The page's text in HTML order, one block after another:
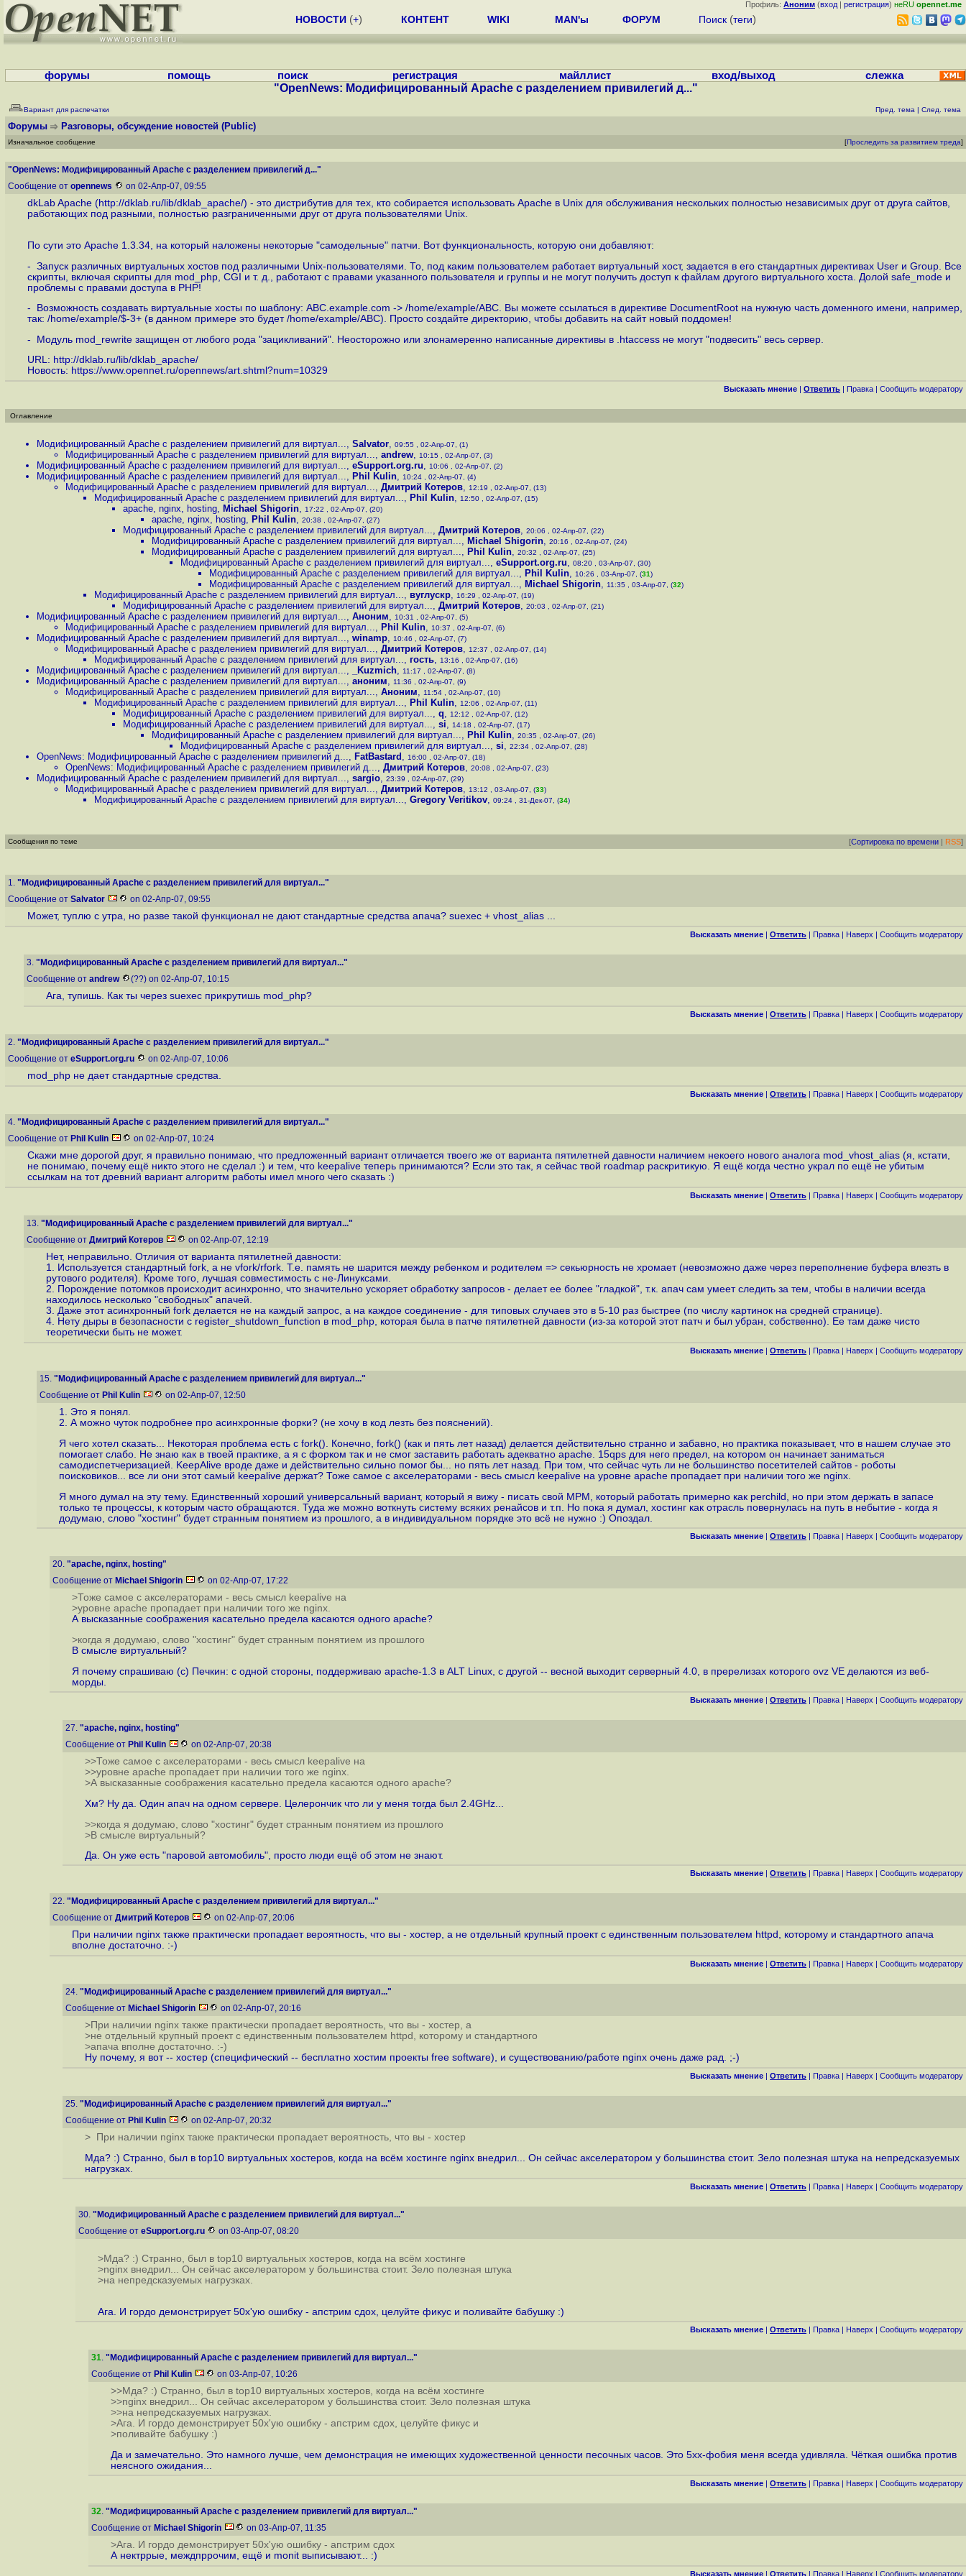
Профиль: Аноним (вход | регистрация) неRU opennet.me
НОВОСТИ (+) КОНТЕНТ WIKI MAN'ы ФОРУМ Поиск (теги)
форумы помощь поиск регистрация майллист вход/выход слежка
"OpenNews: Модифицированный Apache с разделением привилегий д..."
Вариант для распечатки Пред. тема | След. тема
Форумы Разговоры, обсуждение новостей (Public)
Изначальное сообщение [Проследить за развитием треда]
"OpenNews: Модифицированный Apache с разделением привилегий д..."
Сообщение от opennews on 02-Апр-07, 09:55
dkLab Apache (http://dklab.ru/lib/dklab_apache/) - это дистрибутив для тех, кто собирается использовать Apache в Unix для обслуживания нескольких полностью независимых друг от друга сайтов,
работающих под разными, полностью разграниченными друг от друга пользователями Unix.
По сути это Apache 1.3.34, на который наложены некоторые "самодельные" патчи. Вот функциональность, которую они добавляют:
- Запуск различных виртуальных хостов под различными Unix-пользователями. То, под каким пользователем работает виртуальный хост, задается в его стандартных директивах User и Group. Все
скрипты, включая скрипты для mod_php, CGI и т. д., работают с правами указанного пользователя и группы и не могут получить доступ к файлам другого виртуального хоста. Долой safe_mode и
проблемы с правами доступа в PHP!
- Возможность создавать виртуальные хосты по шаблону: ABC.example.com -> /home/example/ABC. Вы можете ссылаться в директиве DocumentRoot на нужную часть доменного имени, например,
так: /home/example/$-3+ (в данном примере это будет /home/example/ABC). Просто создайте директорию, чтобы добавить на сайт новый поддомен!
- Модуль mod_rewrite защищен от любого рода "зацикливаний". Неосторожно или злонамеренно написанные директивы в .htaccess не могут "подвесить" весь сервер.
URL: http://dklab.ru/lib/dklab_apache/
Новость: https://www.opennet.ru/opennews/art.shtml?num=10329
Высказать мнение | Ответить | Правка | Cообщить модератору
Оглавление
Модифицированный Apache с разделением привилегий для виртуал..., Salvator, 09:55 , 02-Апр-07, (1)
Модифицированный Apache с разделением привилегий для виртуал..., andrew, 10:15 , 02-Апр-07, (3)
Модифицированный Apache с разделением привилегий для виртуал..., eSupport.org.ru, 10:06 , 02-Апр-07, (2)
Модифицированный Apache с разделением привилегий для виртуал..., Phil Kulin, 10:24 , 02-Апр-07, (4)
Модифицированный Apache с разделением привилегий для виртуал..., Дмитрий Котеров, 12:19 , 02-Апр-07, (13)
Модифицированный Apache с разделением привилегий для виртуал..., Phil Kulin, 12:50 , 02-Апр-07, (15)
apache, nginx, hosting, Michael Shigorin, 17:22 , 02-Апр-07, (20)
apache, nginx, hosting, Phil Kulin, 20:38 , 02-Апр-07, (27)
Модифицированный Apache с разделением привилегий для виртуал..., Дмитрий Котеров, 20:06 , 02-Апр-07, (22)
Модифицированный Apache с разделением привилегий для виртуал..., Michael Shigorin, 20:16 , 02-Апр-07, (24)
Модифицированный Apache с разделением привилегий для виртуал..., Phil Kulin, 20:32 , 02-Апр-07, (25)
Модифицированный Apache с разделением привилегий для виртуал..., eSupport.org.ru, 08:20 , 03-Апр-07, (30)
Модифицированный Apache с разделением привилегий для виртуал..., Phil Kulin, 10:26 , 03-Апр-07, (31)
Модифицированный Apache с разделением привилегий для виртуал..., Michael Shigorin, 11:35 , 03-Апр-07, (32)
Модифицированный Apache с разделением привилегий для виртуал..., вуглускр, 16:29 , 02-Апр-07, (19)
Модифицированный Apache с разделением привилегий для виртуал..., Дмитрий Котеров, 20:03 , 02-Апр-07, (21)
Модифицированный Apache с разделением привилегий для виртуал..., Аноним, 10:31 , 02-Апр-07, (5)
Модифицированный Apache с разделением привилегий для виртуал..., Phil Kulin, 10:37 , 02-Апр-07, (6)
Модифицированный Apache с разделением привилегий для виртуал..., winamp, 10:46 , 02-Апр-07, (7)
Модифицированный Apache с разделением привилегий для виртуал..., Дмитрий Котеров, 12:37 , 02-Апр-07, (14)
Модифицированный Apache с разделением привилегий для виртуал..., гость, 13:16 , 02-Апр-07, (16)
Модифицированный Apache с разделением привилегий для виртуал..., _Kuzmich, 11:17 , 02-Апр-07, (8)
Модифицированный Apache с разделением привилегий для виртуал..., аноним, 11:36 , 02-Апр-07, (9)
Модифицированный Apache с разделением привилегий для виртуал..., Аноним, 11:54 , 02-Апр-07, (10)
Модифицированный Apache с разделением привилегий для виртуал..., Phil Kulin, 12:06 , 02-Апр-07, (11)
Модифицированный Apache с разделением привилегий для виртуал..., q, 12:12 , 02-Апр-07, (12)
Модифицированный Apache с разделением привилегий для виртуал..., si, 14:18 , 02-Апр-07, (17)
Модифицированный Apache с разделением привилегий для виртуал..., Phil Kulin, 20:35 , 02-Апр-07, (26)
Модифицированный Apache с разделением привилегий для виртуал..., si, 22:34 , 02-Апр-07, (28)
OpenNews: Модифицированный Apache с разделением привилегий д..., FatBastard , 16:00 , 02-Апр-07, (18)
OpenNews: Модифицированный Apache с разделением привилегий д..., Дмитрий Котеров, 20:08 , 02-Апр-07, (23)
Модифицированный Apache с разделением привилегий для виртуал..., sargio, 23:39 , 02-Апр-07, (29)
Модифицированный Apache с разделением привилегий для виртуал..., Дмитрий Котеров, 13:12 , 03-Апр-07, (33)
Модифицированный Apache с разделением привилегий для виртуал..., Gregory Veritikov, 09:24 , 31-Дек-07, (34)
Сообщения по теме [Сортировка по времени | RSS]
1. "Модифицированный Apache с разделением привилегий для виртуал..."
Сообщение от Salvator on 02-Апр-07, 09:55
Может, туплю с утра, но разве такой функционал не дают стандартные средства апача? suexec + vhost_alias ...
Высказать мнение | Ответить | Правка | Наверх | Cообщить модератору
3. "Модифицированный Apache с разделением привилегий для виртуал..."
Сообщение от andrew (??) on 02-Апр-07, 10:15
Ага, тупишь. Как ты через suexec прикрутишь mod_php?
Высказать мнение | Ответить | Правка | Наверх | Cообщить модератору
2. "Модифицированный Apache с разделением привилегий для виртуал..."
Сообщение от eSupport.org.ru on 02-Апр-07, 10:06
mod_php не дает стандартные средства.
Высказать мнение | Ответить | Правка | Наверх | Cообщить модератору
4. "Модифицированный Apache с разделением привилегий для виртуал..."
Сообщение от Phil Kulin on 02-Апр-07, 10:24
Скажи мне дорогой друг, я правильно понимаю, что предложенный вариант отличается твоего же от варианта пятилетней давности наличием некоего нового аналога mod_vhost_alias (я, кстати,
не понимаю, почему ещё никто этого не сделал :) и тем, что keepalive теперь принимаются? Если это так, я сейчас твой roadmap раскритикую. Я ещё когда честно украл по ещё не убитым
ссылкам на тот древний вариант алгоритм работы имел много чего сказать :)
Высказать мнение | Ответить | Правка | Наверх | Cообщить модератору
13. "Модифицированный Apache с разделением привилегий для виртуал..."
Сообщение от Дмитрий Котеров on 02-Апр-07, 12:19
Нет, неправильно. Отличия от варианта пятилетней давности:
1. Используется стандартный fork, а не vfork/rfork. Т.е. память не шарится между ребенком и родителем => секьюрность не хромает (невозможно даже через переполнение буфера влезть в
рутового родителя). Кроме того, лучшая совместимость с не-Линуксами.
2. Порождение потомков происходит асинхронно, что значительно ускоряет обработку запросов - делает ее более "гладкой", т.к. апач сам умеет следить за тем, чтобы в наличии всегда
находилось несколько "свободных" апачей.
3. Даже этот асинхронный fork делается не на каждый запрос, а на каждое соединение - для типовых случаев это в 5-10 раз быстрее (по числу картинок на средней странице).
4. Нету дыры в безопасности с register_shutdown_function в mod_php, которая была в патче пятилетней давности (из-за которой этот патч и был убран, собственно). Ее там даже чисто
теоретически быть не может.
Высказать мнение | Ответить | Правка | Наверх | Cообщить модератору
15. "Модифицированный Apache с разделением привилегий для виртуал..."
Сообщение от Phil Kulin on 02-Апр-07, 12:50
1. Это я понял.
2. А можно чуток подробнее про асинхронные форки? (не хочу в код лезть без пояснений).
Я чего хотел сказать... Некоторая проблема есть с fork(). Конечно, fork() (как и пять лет назад) делается действительно странно и забавно, но практика показывает, что в нашем случае это
помогает слабо. Не знаю как в твоей практике, а я с форком так и не смог заставить работать адекватно apache. 15qps для него предел, на котором он начинает заниматься
самодиспетчеризацией. KeepAlive вроде даже и действительно сильно помог бы... но пять лет назад. При том, что сейчас чуть ли не большинство посетителей сайтов - роботы
поисковиков... все ли они этот самый keepalive держат? Тоже самое с акселераторами - весь смысл keepalive на уровне apache пропадает при наличии того же nginx.
Я много думал на эту тему. Единственный хороший универсальный вариант, который я вижу - писать свой MPM, который работать примерно как perchild, но при этом держать в запасе
только те процессы, к которым часто обращаются. Туда же можно воткнуть систему всяких ренайсов и т.п. Но пока я думал, хостинг как отрасль повернулась на путь в небытие - когда я
додумаю, слово "хостинг" будет странным понятием из прошлого, а в индивидуальном порядке это всё не нужно :) Опоздал.
Высказать мнение | Ответить | Правка | Наверх | Cообщить модератору
20. "apache, nginx, hosting"
Сообщение от Michael Shigorin on 02-Апр-07, 17:22
>Тоже самое с акселераторами - весь смысл keepalive на
>уровне apache пропадает при наличии того же nginx.
А высказанные соображения касательно предела касаются одного apache?
>когда я додумаю, слово "хостинг" будет странным понятием из прошлого
В смысле виртуальный?
Я почему спрашиваю (c) Печкин: с одной стороны, поддерживаю apache-1.3 в ALT Linux, с другой -- весной выходит серверный 4.0, в пререлизах которого ovz VE делаются из веб-
морды.
Высказать мнение | Ответить | Правка | Наверх | Cообщить модератору
27. "apache, nginx, hosting"
Сообщение от Phil Kulin on 02-Апр-07, 20:38
>>Тоже самое с акселераторами - весь смысл keepalive на
>>уровне apache пропадает при наличии того же nginx.
>А высказанные соображения касательно предела касаются одного apache?
Хм? Ну да. Один апач на одном сервере. Целерончик что ли у меня тогда был 2.4GHz...
>>когда я додумаю, слово "хостинг" будет странным понятием из прошлого
>В смысле виртуальный?
Да. Он уже есть "паровой автомобиль", просто люди ещё об этом не знают.
Высказать мнение | Ответить | Правка | Наверх | Cообщить модератору
22. "Модифицированный Apache с разделением привилегий для виртуал..."
Сообщение от Дмитрий Котеров on 02-Апр-07, 20:06
При наличии nginx также практически пропадает вероятность, что вы - хостер, а не отдельный крупный проект с единственным пользователем httpd, которому и стандартного апача
вполне достаточно. :-)
Высказать мнение | Ответить | Правка | Наверх | Cообщить модератору
24. "Модифицированный Apache с разделением привилегий для виртуал..."
Сообщение от Michael Shigorin on 02-Апр-07, 20:16
>При наличии nginx также практически пропадает вероятность, что вы - хостер, а
>не отдельный крупный проект с единственным пользователем httpd, которому и стандартного
>апача вполне достаточно. :-)
Ну почему, я вот -- хостер (специфический -- бесплатно хостим проекты free software), и существованию/работе nginx очень даже рад. ;-)
Высказать мнение | Ответить | Правка | Наверх | Cообщить модератору
25. "Модифицированный Apache с разделением привилегий для виртуал..."
Сообщение от Phil Kulin on 02-Апр-07, 20:32
> При наличии nginx также практически пропадает вероятность, что вы - хостер
Мда? :) Странно, был в top10 виртуальных хостеров, когда на всём хостинге nginx внедрил... Он сейчас акселератором у большинства стоит. Зело полезная штука на непредсказуемых
нагрузках.
Высказать мнение | Ответить | Правка | Наверх | Cообщить модератору
30. "Модифицированный Apache с разделением привилегий для виртуал..."
Сообщение от eSupport.org.ru on 03-Апр-07, 08:20
>Мда? :) Странно, был в top10 виртуальных хостеров, когда на всём хостинге
>nginx внедрил... Он сейчас акселератором у большинства стоит. Зело полезная штука
>на непредсказуемых нагрузках.
Ага. И гордо демонстрирует 50x'ую ошибку - апстрим сдох, целуйте фикус и поливайте бабушку :)
Высказать мнение | Ответить | Правка | Наверх | Cообщить модератору
31. "Модифицированный Apache с разделением привилегий для виртуал..."
Сообщение от Phil Kulin on 03-Апр-07, 10:26
>>Мда? :) Странно, был в top10 виртуальных хостеров, когда на всём хостинге
>>nginx внедрил... Он сейчас акселератором у большинства стоит. Зело полезная штука
>>на непредсказуемых нагрузках.
>Ага. И гордо демонстрирует 50x'ую ошибку - апстрим сдох, целуйте фикус и
>поливайте бабушку :)
Да и замечательно. Это намного лучше, чем демонстрация не имеющих художественной ценности песочных часов. Это 5xx-фобия меня всегда удивляла. Чёткая ошибка против
неясного ожидания...
Высказать мнение | Ответить | Правка | Наверх | Cообщить модератору
32. "Модифицированный Apache с разделением привилегий для виртуал..."
Сообщение от Michael Shigorin on 03-Апр-07, 11:35
>Ага. И гордо демонстрирует 50x'ую ошибку - апстрим сдох
А нектррые, междпррочим, ещё и monit выписывают... :)
Высказать мнение | Ответить | Правка | Наверх | Cообщить модератору